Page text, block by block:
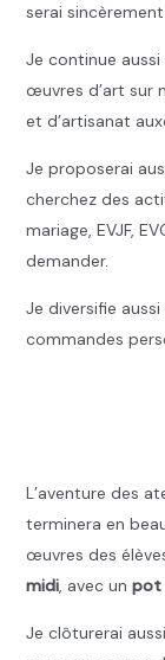
serai
Je continue
œuvres d’art sur
et d’artisanat
Je proposerai
cherchez des
mariage, EVJF,
demander.
Je diversifie
commandes
L’aventure des
terminera en
œuvres des
midi, avec un pot
Je clôturerai